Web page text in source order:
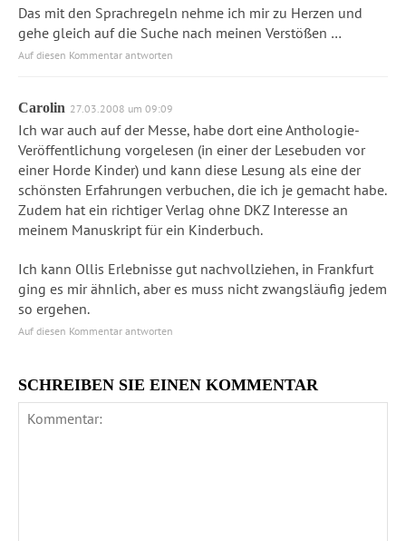
Das mit den Sprachregeln nehme ich mir zu Herzen und
gehe gleich auf die Suche nach meinen Verstößen …
Auf diesen Kommentar antworten
Carolin 27.03.2008 um 09:09
Ich war auch auf der Messe, habe dort eine Anthologie-
Veröffentlichung vorgelesen (in einer der Lesebuden vor
einer Horde Kinder) und kann diese Lesung als eine der
schönsten Erfahrungen verbuchen, die ich je gemacht habe.
Zudem hat ein richtiger Verlag ohne DKZ Interesse an
meinem Manuskript für ein Kinderbuch.
Ich kann Ollis Erlebnisse gut nachvollziehen, in Frankfurt
ging es mir ähnlich, aber es muss nicht zwangsläufig jedem
so ergehen.
Auf diesen Kommentar antworten
SCHREIBEN SIE EINEN KOMMENTAR